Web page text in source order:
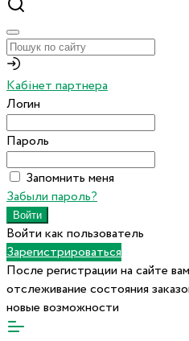
Кабінет партнера
Логин
Пароль
Запомнить меня
Забыли пароль?
Войти как пользователь
Зарегистрироваться
После регистрации на сайте
отслеживание состояния
новые возможности